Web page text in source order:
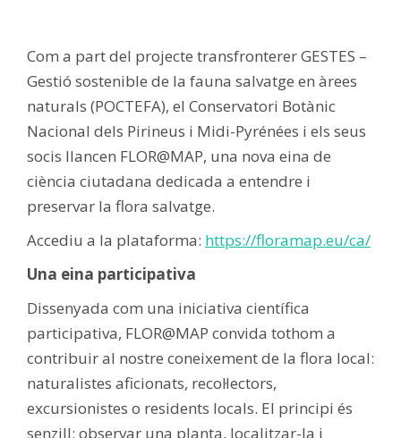
Com a part del projecte transfronterer GESTES –
Gestió sostenible de la fauna salvatge en àrees
naturals (POCTEFA), el Conservatori Botànic
Nacional dels Pirineus i Midi-Pyrénées i els seus
socis llancen FLOR@MAP, una nova eina de
ciència ciutadana dedicada a entendre i
preservar la flora salvatge.
Accediu a la plataforma: https://floramap.eu/ca/
Una eina participativa
Dissenyada com una iniciativa científica
participativa, FLOR@MAP convida tothom a
contribuir al nostre coneixement de la flora local:
naturalistes aficionats, recol·lectors,
excursionistes o residents locals. El principi és
senzill: observar una planta, localitzar-la i